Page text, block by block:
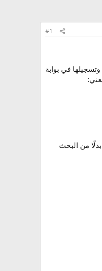
#1
رسمي وتسجيلها في بوابة
بدلًا من البحث